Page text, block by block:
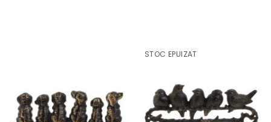
STOC EPUIZAT